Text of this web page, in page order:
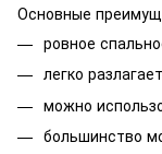
Основные
ровное
легко
можно
большинство